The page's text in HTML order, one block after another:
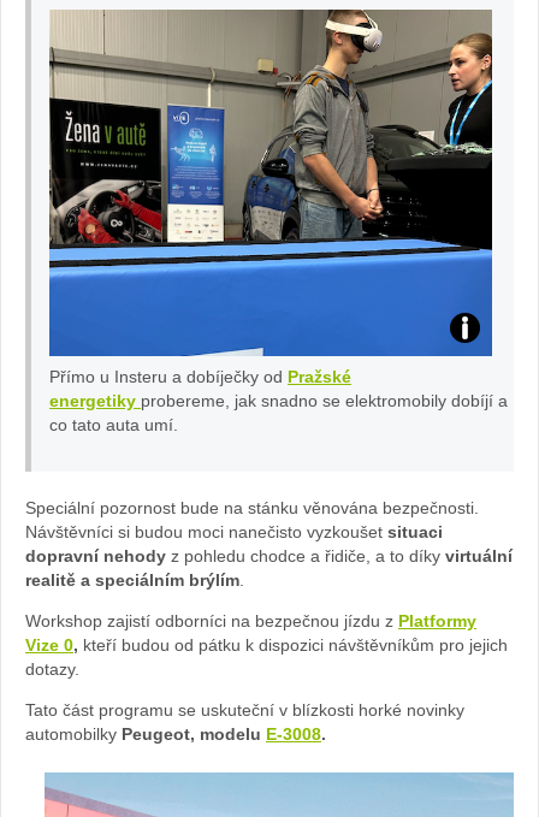
V
R
m
ul
ne
ho
Přímo u Insteru a dobíječky od Pražské
energetiky probereme, jak snadno se elektromobily dobíjí a
co tato auta umí.
Speciální pozornost bude na stánku věnována bezpečnosti.
Návštěvníci si budou moci nanečisto vyzkoušet situaci
dopravní nehody z pohledu chodce a řidiče, a to díky virtuální
realitě a speciálním brýlím.
Workshop zajistí odborníci na bezpečnou jízdu z Platformy
Vize 0, kteří budou od pátku k dispozici návštěvníkům pro jejich
dotazy.
Tato část programu se uskuteční v blízkosti horké novinky
automobilky Peugeot, modelu E-3008.